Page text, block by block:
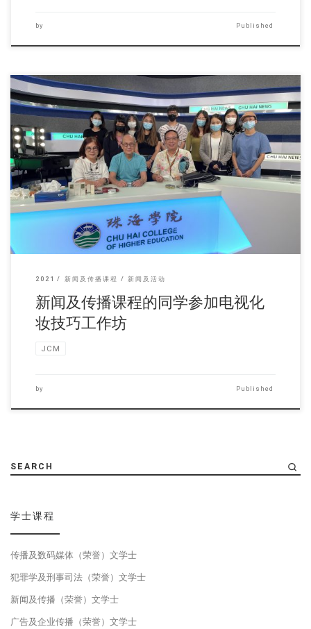
by Published
在2021年9月30 […]
2021 新闻及传播课程 新闻及活动
新闻及传播课程的同学参加电视化
妆技巧工作坊
JCM
by Published
SEARCH
学士课程
传播及数码媒体（荣誉）文学士
犯罪学及刑事司法（荣誉）文学士
新闻及传播（荣誉）文学士
广告及企业传播（荣誉）文学士